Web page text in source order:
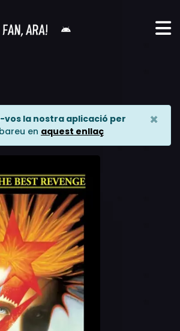
la nostra aplicació per
en aquest enllaç
×